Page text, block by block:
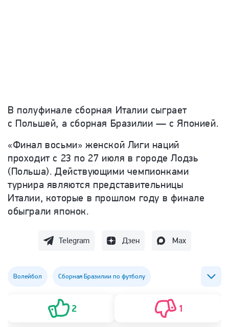
В полуфинале сборная Италии сыграет
с Польшей, а сборная Бразилии — с Японией.
«Финал восьми» женской Лиги наций
проходит с 23 по 27 июля в городе Лодзь
(Польша). Действующими чемпионками
турнира являются представительницы
Италии, которые в прошлом году в финале
обыграли японок.
Telegram Дзен Max
Волейбол Сборная Бразилии по футболу
Сборная Италии по волейболу
2 1